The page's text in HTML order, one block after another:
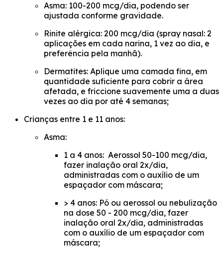
Asma: 100-200 mcg/dia, podendo ser
ajustada conforme gravidade.
Rinite alérgica: 200 mcg/dia (spray nasal: 2
aplicações em cada narina, 1 vez ao dia, e
preferência pela manhã).
Dermatites: Aplique uma camada fina, em
quantidade suficiente para cobrir a área
afetada, e friccione suavemente uma a duas
vezes ao dia por até 4 semanas;
Crianças entre 1 e 11 anos:
Asma:
1 a 4 anos: Aerossol 50-100 mcg/dia,
fazer inalação oral 2x/dia,
administradas com o auxílio de um
espaçador com máscara;
> 4 anos: Pó ou aerossol ou nebulização
na dose 50 - 200 mcg/dia, fazer
inalação oral 2x/dia, administradas
com o auxílio de um espaçador com
máscara;